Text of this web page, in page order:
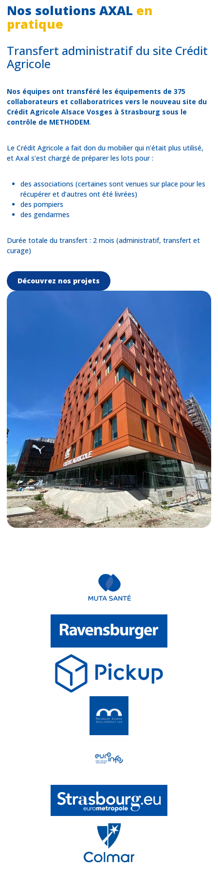
Nos solutions AXAL en
pratique
Transfert administratif du site Crédit
Agricole
Nos équipes ont transféré les équipements de 375
collaborateurs et collaboratrices vers le nouveau site du
Crédit Agricole Alsace Vosges à Strasbourg sous le
contrôle de METHODEM.
Le Crédit Agricole a fait don du mobilier qui n’était plus utilisé,
et Axal s’est chargé de préparer les lots pour :
des associations (certaines sont venues sur place pour les
récupérer et d’autres ont été livrées)
des pompiers
des gendarmes
Durée totale du transfert : 2 mois (administratif, transfert et
curage)
Découvrez nos projets